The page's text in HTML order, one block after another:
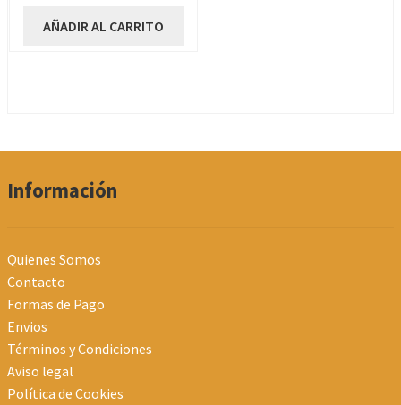
AÑADIR AL CARRITO
Información
Quienes Somos
Contacto
Formas de Pago
Envios
Términos y Condiciones
Aviso legal
Política de Cookies